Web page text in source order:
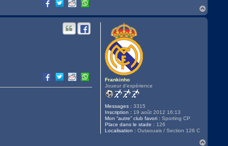
a
Frankinho
Joueur d'expérience
Messages : 3315
Inscription : 19 août 2012 16:13
Mon “autre” club favori : Sporting CP
Place dans le stade : 126
Localisation : Outaouais / Section 126 C